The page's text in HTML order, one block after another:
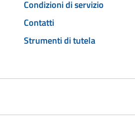
Condizioni di servizio
Contatti
Strumenti di tutela